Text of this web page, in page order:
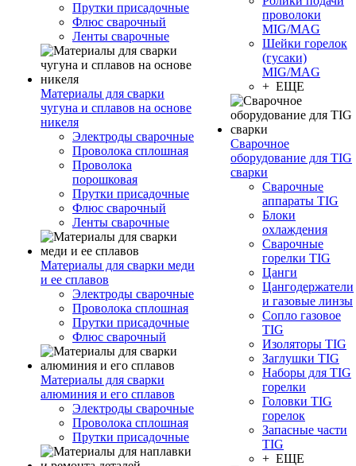
Прутки присадочные
Флюс сварочный
Ленты сварочные
Материалы для сварки
чугуна и сплавов на основе
никеля
Электроды сварочные
Проволока сплошная
Проволока
порошковая
Прутки присадочные
Флюс сварочный
Ленты сварочные
Материалы для сварки меди
и ее сплавов
Электроды сварочные
Проволока сплошная
Прутки присадочные
Флюс сварочный
Материалы для сварки
алюминия и его сплавов
Электроды сварочные
Проволока сплошная
Прутки присадочные
проволоки
MIG/MAG
Шейки горелок
(гусаки)
MIG/MAG
+ ЕЩЕ
Сварочное
оборудование для TIG
сварки
Сварочные
аппараты TIG
Блоки
охлаждения
Сварочные
горелки TIG
Цанги
Цангодержатели
и газовые линзы
Сопло газовое
TIG
Изоляторы TIG
Заглушки TIG
Наборы для TIG
горелки
Головки TIG
горелок
Запасные части
TIG
+ ЕЩЕ